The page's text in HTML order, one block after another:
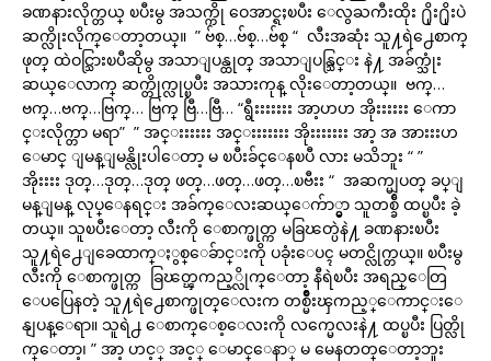
ခဏနားလိုက္တယ္ ၿပီးမွ အသက္ကို ဝေအာင္ရႈၿပီး ေလွႀကီးထိုး ႐ိုး႐ိုးပဲ
ဆက္လိုးလိုက္ေတာ့တယ္။ ” ဗ်စ္…ဗ်စ္…ဗ်စ္ “ လီးအဆုံး သူ႔ရဲ႕ေစာက္
ဖုတ္ ထဲဝင္သြားၿပီဆိုမွ အသာျပန္ထုတ္ အသာျပန္သြင္း နဲ႔ အခ်က္သုံး
ဆယ္ေလာက္ ဆက္တိုက္လုပ္ၿပီး အသားကုန္ လိုးေတာ့တယ္။ ဗက္…
ဗက္…ဗက္…ဗြက္… ဗြက္ ဗြီ…ဗြီ… “ရွီးးးးးးး အာ့ဟဟ အိုးးးးးး ေကာ
င္းလိုက္တာ မရာ” ” အင္းးးးးး အင္းးးးးးး အိုးးးးးးး အာ့ အ အားးးဟ
ေမာင္ ျမန္ျမန္လိုးပါေတာ့ မ ၿပီးခ်င္ေနၿပီ လား မသိဘူး “ ”
အိုးးးး ဒုတ္…ဒုတ္…ဒုတ္ ဖတ္…ဖတ္…ဖတ္…ၿဗီးး “ အဆက္မျပတ္ ခပ္ျ
မန္ျမန္ လုပ္ေနရင္း အခ်က္ေလးဆယ္ေက်ာ္မွာ သူတစ္ခ်ီ ထပ္ၿပီး ခဲ့
တယ္။ သူၿပီးေတာ့ လီးကို ေစာက္ဖုတ္က မခြၽတ္ပဲနဲ႔ ခဏနားၿပီး
သူ႔ရဲ႕ေျခေထာက္ႏွစ္ေခ်ာင္းကို ပခုံးေပၚ မတင္လိုက္တယ္။ ၿပီးမွ
လီးကို ေစာက္ဖုတ္က ခြၽတ္ၾကည့္လိုက္ေတာ့ နီရဲၿပီး အရည္ေတြ
ေပပြေနတဲ့ သူ႔ရဲ႕ေစာက္ဖုတ္ေလးက တစ္မ်ိဳးၾကည့္ေကာင္းေ
နျပန္ေရာ။ သူရဲ႕ ေစာက္ေစ့ေလးကို လက္မေလးနဲ႔ ထပ္ၿပီး ပြတ္လို
က္ေတာ့၊ ” အာ့ ဟင့္ အင့္ ေမာင္ေနာ္ မ မေနတတ္ေတာ့ဘူး